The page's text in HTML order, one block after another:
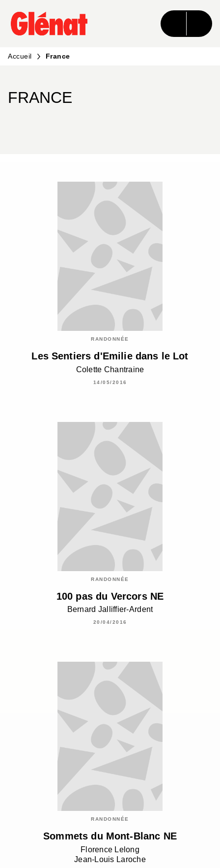
MENU RECHERCHE CONTENU
PIED DE PAGE
Accueil France
FRANCE
RANDONNÉE
Les Sentiers d'Emilie dans le Lot
Colette Chantraine
14/05/2016
RANDONNÉE
100 pas du Vercors NE
Bernard Jalliffier-Ardent
20/04/2016
RANDONNÉE
Sommets du Mont-Blanc NE
Florence Lelong
Jean-Louis Laroche